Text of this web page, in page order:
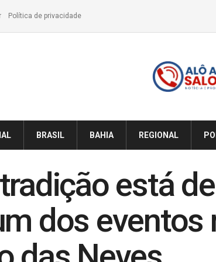
Política de privacidade
BRASIL BAHIA REGIONAL
está
dos